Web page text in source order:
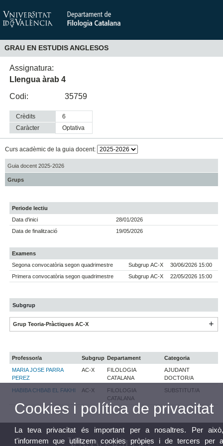
GRAU EN ESTUDIS ANGLESOS
Assignatura:
Llengua àrab 4
Codi:
35759
Crèdits
6
Caràcter
optativa
Curs acadèmic de la guia docent:
Guia docent 2025-2026
Grups
Periode lectiu
Data d'inici
28/01/2026
Data de finalització
19/05/2026
Examens
Segona convocatòria segon quadrimestre
Subgrup AC-X
30/06/2026 15:00
Primera convocatòria segon quadrimestre
Subgrup AC-X 22/05/2026 15:00
Subgrup
Grup Teoria-Pràctiques AC-X
Professor/a Subgrup Departament
Categoria
MARIA JOSE PARRA
PEREZ
AC-X
FILOLOGIA
CATALANA
AJUDANT
DOCTOR/A
HABIBA CHBAB EL FAKHI AC-X
FILOLOGIA
CATALANA
SUBSTITUT/A
Cookies i política de privacitat
La teva privacitat és important per a nosaltres. Per
t'informem que utilitzem cookies pròpies i de tercers per